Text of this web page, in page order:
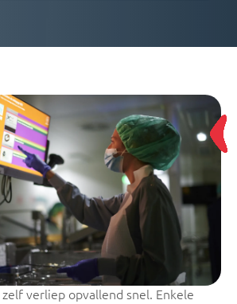
verliep opvallend snel. Enkele